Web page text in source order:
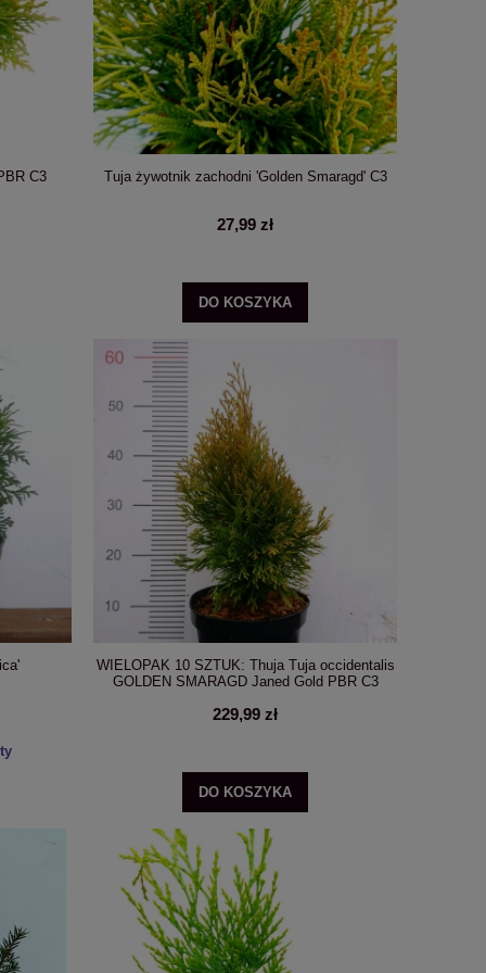
Hortensja ogrodowa 'Magical Revolution'®
Blue C5 - PRZEKWITNIĘTA
59,99 zł
Cena regularna:74,99 zł
Najniższa cena:74,99 zł
DO KOSZYKA
C3 Tuja żywotnik zachodni 'Golden Smaragd' C3
27,99 zł
DO KOSZYKA
WIELOPAK 10 SZTUK: Thuja Tuja occidentalis
GOLDEN SMARAGD Janed Gold PBR C3
229,99 zł
DO KOSZYKA